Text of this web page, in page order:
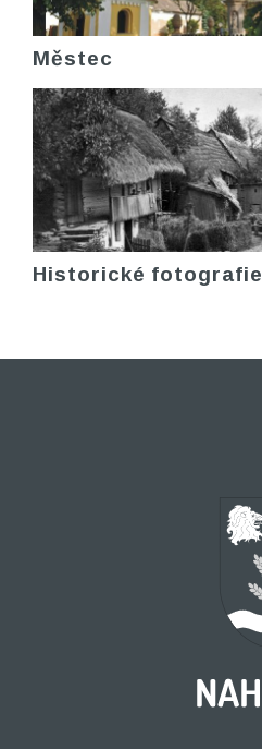
Městec
Historické fotografie